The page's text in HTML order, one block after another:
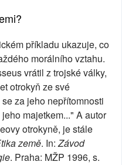
příkladu ukazuje, co
morálního vztahu.
vrátil z trojské války,
otrokyň ze své
za jeho nepřítomnosti
majetkem..." A autor
otrokyně, je stále
země. In:Závod
. Praha: MŽP 1996, s.